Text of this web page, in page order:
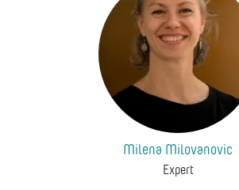
Milena Milovanovic
Expert